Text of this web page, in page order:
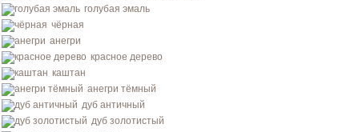
голубая эмаль
чёрная
анегри
красное дерево
каштан
анегри тёмный
дуб античный
дуб золотистый